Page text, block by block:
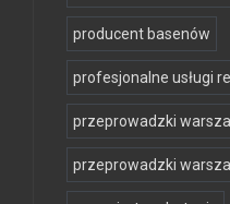
producent basenów
profesjonalne usługi
przeprowadzki
przeprowadzki